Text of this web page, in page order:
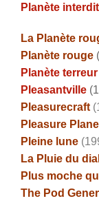
Planète
La Planète
Planète rouge
Planète terreur
Pleasantville
Pleasurecraft
Pleasure
Pleine lune
La Pluie du
Plus moche
The Pod